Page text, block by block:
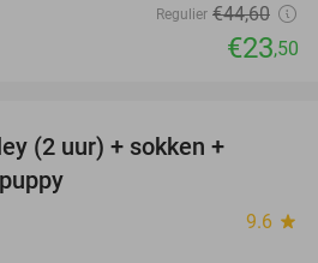
Regulier €44,60
€23,50
(2 uur) + sokken +
9.6 star